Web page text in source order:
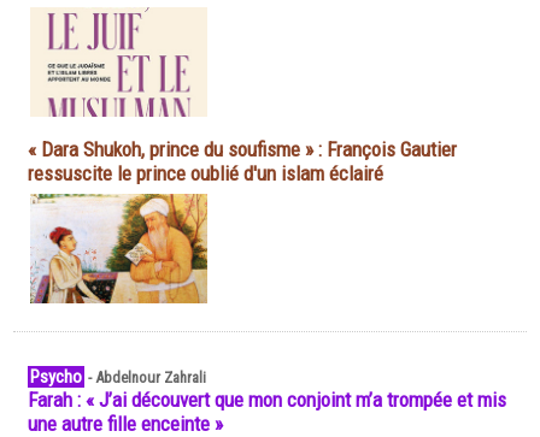
« Dara Shukoh, prince du soufisme » : François Gautier
ressuscite le prince oublié d'un islam éclairé
Psycho -Abdelnour Zahrali
Farah : « J’ai découvert que mon conjoint m’a trompée et mis
une autre fille enceinte »